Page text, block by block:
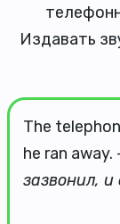
Издавать
The
he ran away.
зазвонил, и